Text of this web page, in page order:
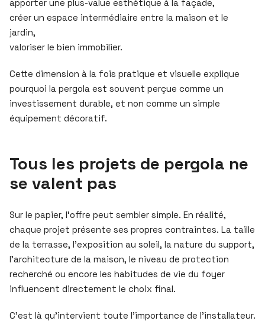
apporter une plus-value esthétique à la façade,
créer un espace intermédiaire entre la maison et le
jardin,
valoriser le bien immobilier.
Cette dimension à la fois pratique et visuelle explique
pourquoi la pergola est souvent perçue comme un
investissement durable, et non comme un simple
équipement décoratif.
Tous les projets de pergola ne
se valent pas
Sur le papier, l’offre peut sembler simple. En réalité,
chaque projet présente ses propres contraintes. La taille
de la terrasse, l’exposition au soleil, la nature du support,
l’architecture de la maison, le niveau de protection
recherché ou encore les habitudes de vie du foyer
influencent directement le choix final.
C’est là qu’intervient toute l’importance de l’installateur.